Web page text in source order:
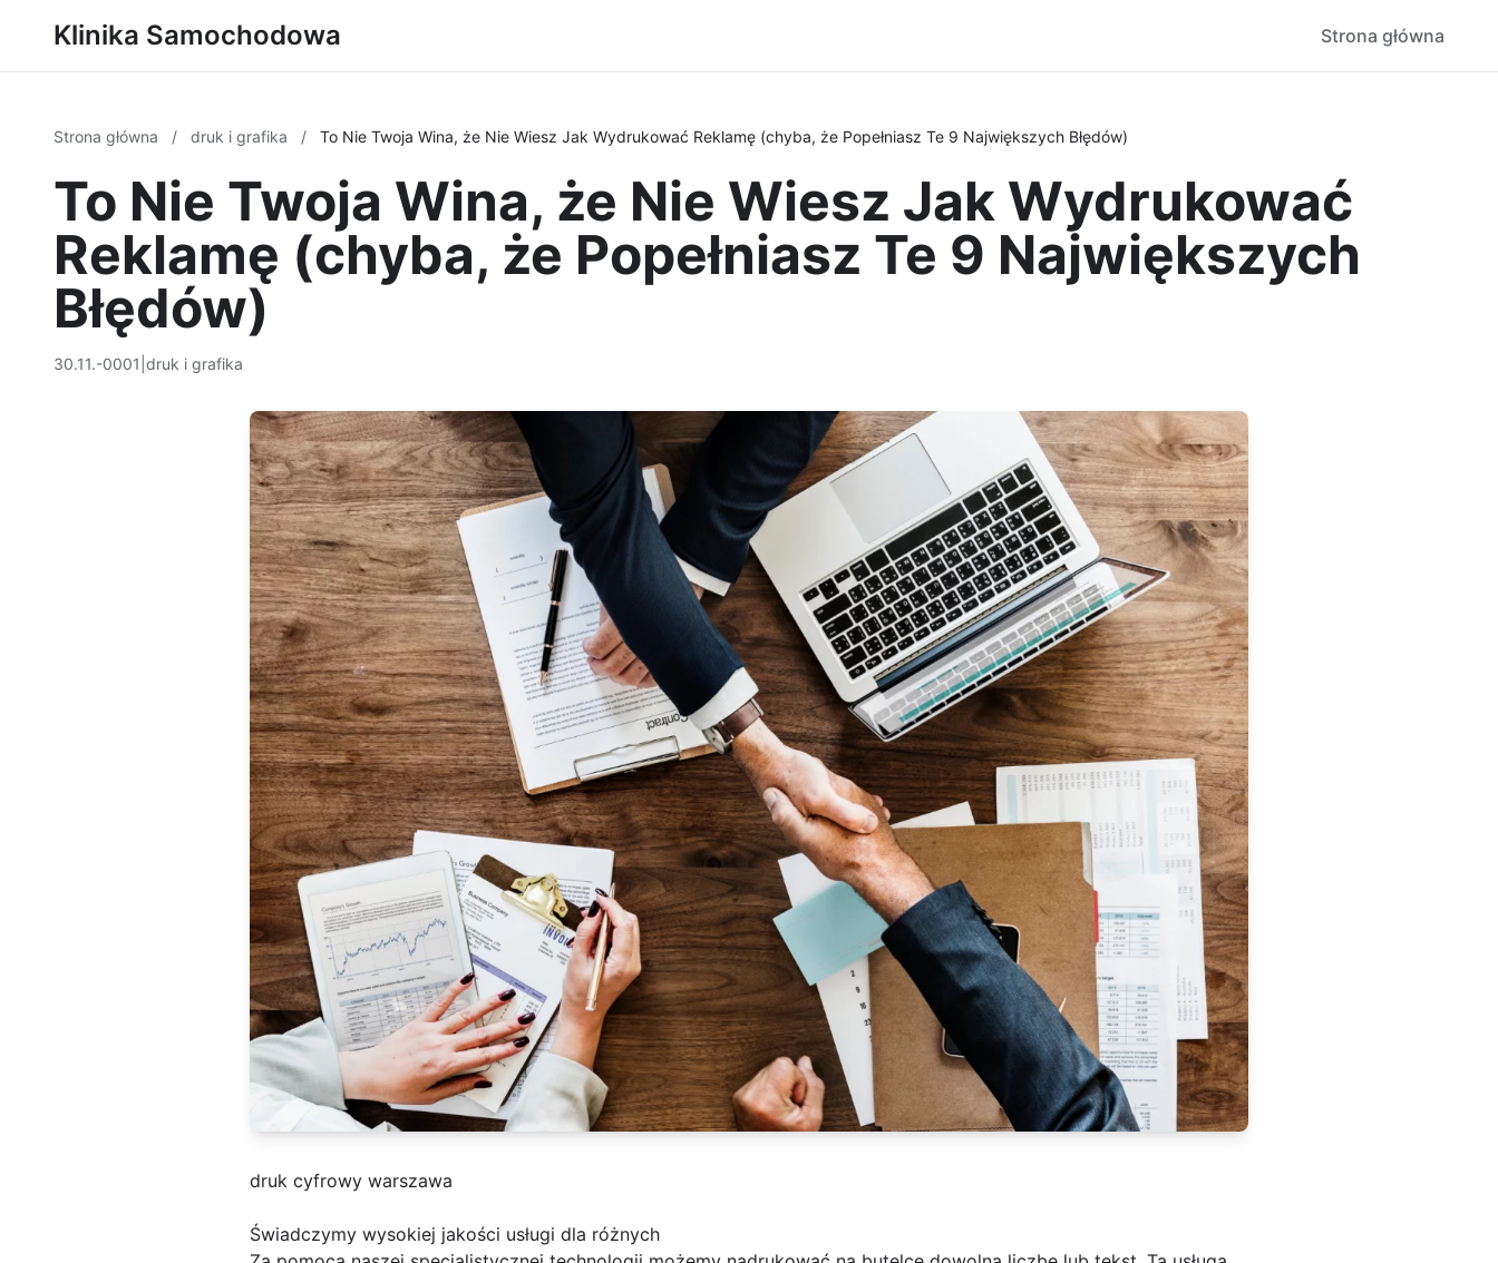
Klinika Samochodowa Strona główna
Strona główna / druk i grafika / To Nie Twoja Wina, że Nie Wiesz Jak Wydrukować Reklamę (chyba, że Popełniasz Te 9 Największych Błędów)
To Nie Twoja Wina, że Nie Wiesz Jak Wydrukować
Reklamę (chyba, że Popełniasz Te 9 Największych
Błędów)
30.11.-0001 druk i grafika
druk cyfrowy warszawa
Świadczymy wysokiej jakości usługi dla różnych